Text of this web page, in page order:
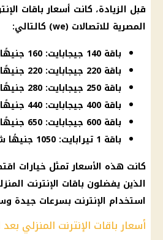
قبل الزيادة، كانت أسعار باقات
المصرية للاتصالات (we) كالتالي:
باقة 140 جيجابايت: 160 جنيهًا شهريًا.
باقة 220 جيجابايت: 220 جنيهًا شهريًا.
باقة 250 جيجابايت: 280 جنيهًا شهريًا.
باقة 400 جيجابايت: 440 جنيهًا شهريًا.
باقة 600 جيجابايت: 650 جنيهًا شهريًا.
باقة 1 تيرابايت: 1050 جنيهًا شهريًا.
كانت هذه الأسعارتمثل خيارات
الذين يفضلون باقات الإنترنت
استخدام الإنترنت بسرعات جيدة
أسعار باقات الإنترنت المنزلي